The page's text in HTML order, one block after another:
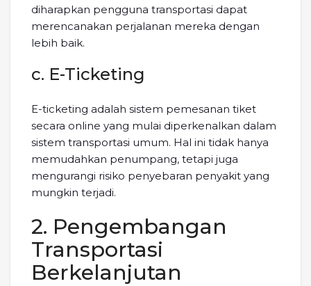
diharapkan pengguna transportasi dapat
merencanakan perjalanan mereka dengan
lebih baik.
c. E-Ticketing
E-ticketing adalah sistem pemesanan tiket
secara online yang mulai diperkenalkan dalam
sistem transportasi umum. Hal ini tidak hanya
memudahkan penumpang, tetapi juga
mengurangi risiko penyebaran penyakit yang
mungkin terjadi.
2. Pengembangan
Transportasi
Berkelanjutan